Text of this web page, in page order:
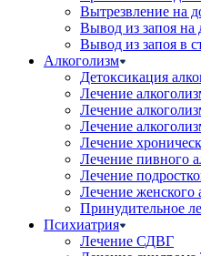
Вытрезвление на
Вывод из запоя на
Вывод из запоя в
Алкоголизм
Детоксикация
Лечение
Лечение
Лечение
Лечение
Лечение пивного
Лечение
Лечение женского
Принудительное
Психиатрия
Лечение СДВГ